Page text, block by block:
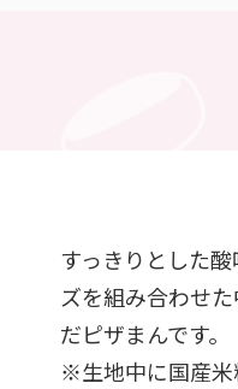
すっきりとした
ズを組み合わせ
だピザまんです。
※生地中に国産米